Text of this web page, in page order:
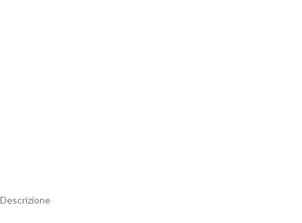
Descrizione